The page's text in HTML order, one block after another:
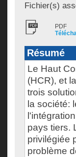
Fichier(s)
PDF
Résumé
Le Haut
(HCR), et
trois
la société:
pays tiers.
privilégiée
problème